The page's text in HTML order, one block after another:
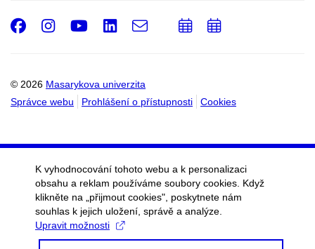
© 2026 Masarykova univerzita
Správce webu
Prohlášení o přístupnosti Cookies
Facebook
Instagram
Youtube
LinkedIn
e-
PřidatPřidat
K vyhodnocování tohoto webu a k personalizaci
obsahu a reklam používáme soubory cookies. Když
klikněte na „přijmout cookies", poskytnete nám
souhlas k jejich uložení, správě a analýze.
Upravit možnosti